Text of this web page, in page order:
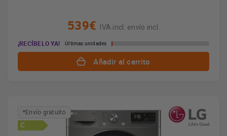
539€
IVA incl. envío incl.
¡RECÍBELO YA!
Últimas unidades
Añadir al carrito
*Envío gratuito
C